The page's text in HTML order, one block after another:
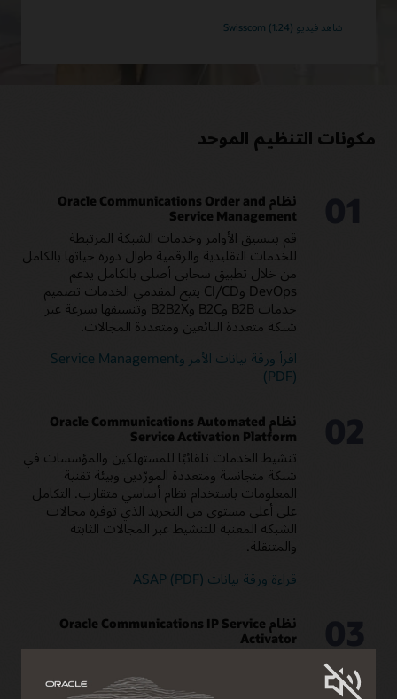
وNSSMF. يعمل الحل أيضًا مع وحدات خارجية لتمكين التنسيق
متعدد الموردين بين الشرائح.
شاهد فيديو Swisscom (1:24)
مكونات التنظيم الموحد
نظام Oracle Communications Order and
Service Management
قم بتنسيق الأوامر وخدمات الشبكة المرتبطة
للخدمات التقليدية والرقمية طوال دورة حياتها بالكامل
من خلال تطبيق سحابي أصلي بالكامل يدعم
DevOps وCI/CD يتيح لمقدمي الخدمات تصميم
خدمات B2B وB2C وB2B2X وتنسيقها بسرعة عبر
شبكة متعددة البائعين ومتعددة المجالات.
اقرأ ورقة بيانات الأمر وService Management
(PDF)
نظام Oracle Communications Automated
Service Activation Platform
تنشيط الخدمات تلقائيًا للمستهلكين والمؤسسات في
شبكة متجانسة ومتعددة المورّدين وبيئة تقنية
المعلومات باستخدام نظام أساسي متقارب. التكامل
على أعلى مستوى من التجريد الذي توفره مجالات
الشبكة المعنية للتنشيط عبر المجالات الثابتة
والمتنقلة.
قراءة ورقة بيانات ASAP (PDF)
نظام Oracle Communications IP Service
Activator
الشبكة عبر شبكات مادية متنوعة وشبكات
SDN/NFV. دعم التحكم في الخدمة في الوقت